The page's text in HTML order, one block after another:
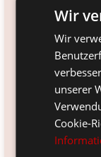
Artikelnr.:
KRHM1394
330 ml, Ø 8.8,
Wir
Wir
unserer
Cookie-